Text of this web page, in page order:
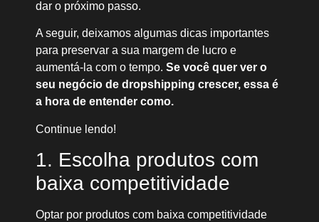
dar o próximo passo.
A seguir, deixamos algumas dicas importantes
para preservar a sua margem de lucro e
aumentá-la com o tempo. Se você quer ver o
seu negócio de dropshipping crescer, essa é
a hora de entender como.
Continue lendo!
1. Escolha produtos com
baixa competitividade
Optar por produtos com baixa competitividade